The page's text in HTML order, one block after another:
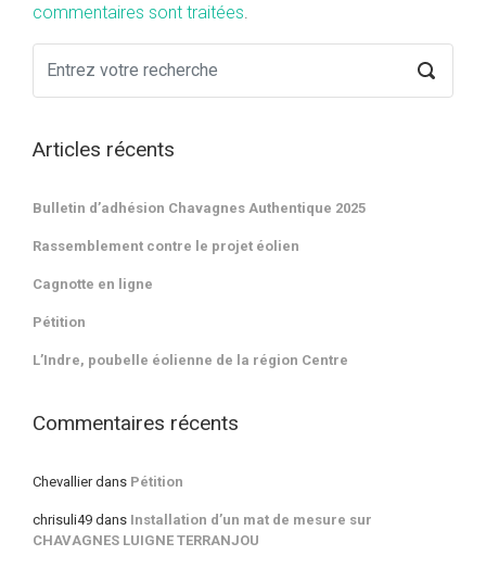
commentaires sont traitées
Articles récents
Bulletin d’adhésion Chavagnes Authentique 2025
Rassemblement contre le projet éolien
Cagnotte en ligne
Pétition
L’Indre, poubelle éolienne de la région Centre
Commentaires récents
Chevallierdans Pétition
chrisuli49 dans Installation d’un mat de mesure sur
CHAVAGNES LUIGNE TERRANJOU